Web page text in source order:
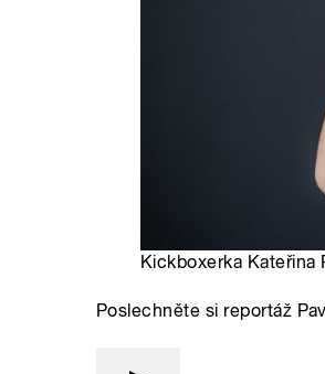
Kickboxerka Kateřina
Poslechněte si reportáž